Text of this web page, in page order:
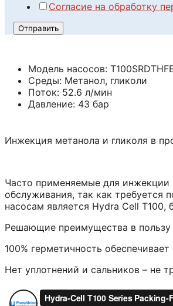
Согласие на обработку
Отправить
Модель насосов:
Среды: Метанол, гликоли
Поток: 52.6 л/мин
Давление: 43 бар
Инжекция метанола и гликоля в
Часто применяемые для
обслуживания, так как требуется
насосам является Hydra Cell Т100,
Решающие преимущества в пользу
100% герметичность
Нет уплотнений и сальников – не